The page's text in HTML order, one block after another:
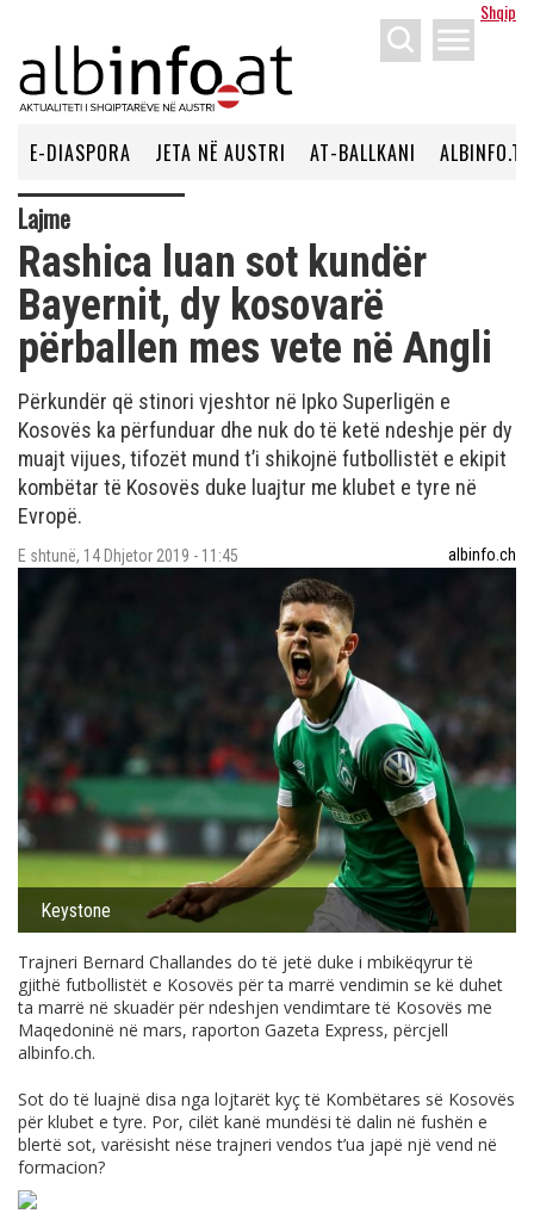
Shqip
menu
E-DIASPORA JETA NË AUSTRI AT-BALLKANI ALBINFO.TV
Lajme
Rashica luan sot kundër
Bayernit, dy kosovarë
përballen mes vete në Angli
Përkundër që stinori vjeshtor në Ipko Superligën e
Kosovës ka përfunduar dhe nuk do të ketë ndeshje për dy
muajt vijues, tifozët mund t’i shikojnë futbollistët e ekipit
kombëtar të Kosovës duke luajtur me klubet e tyre në
Evropë.
E shtunë, 14 Dhjetor 2019 - 11:45 albinfo.ch
Keystone
Trajneri Bernard Challandes do të jetë duke i mbikëqyrur të
gjithë futbollistët e Kosovës për ta marrë vendimin se kë duhet
ta marrë në skuadër për ndeshjen vendimtare të Kosovës me
Maqedoninë në mars, raporton Gazeta Express, përcjell
albinfo.ch.
Sot do të luajnë disa nga lojtarët kyç të Kombëtares së Kosovës
për klubet e tyre. Por, cilët kanë mundësi të dalin në fushën e
blertë sot, varësisht nëse trajneri vendos t’ua japë një vend në
formacion?